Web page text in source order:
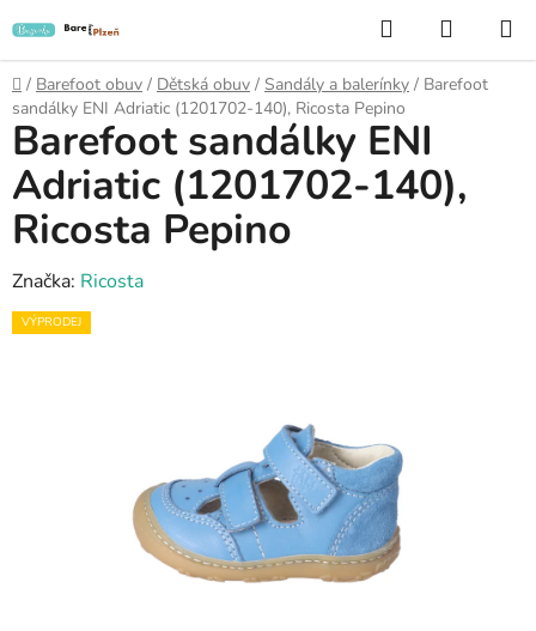
na
obsah
Hledat
KOŠÍK
Domů
/ Barefoot obuv / Dětská obuv / Sandály a balerínky / Barefoot
sandálky ENI Adriatic (1201702-140), Ricosta Pepino
Barefoot sandálky ENI
Adriatic (1201702-140),
Ricosta Pepino
Značka: Ricosta
VÝPRODEJ